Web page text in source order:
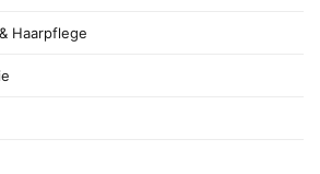
Haarpflege